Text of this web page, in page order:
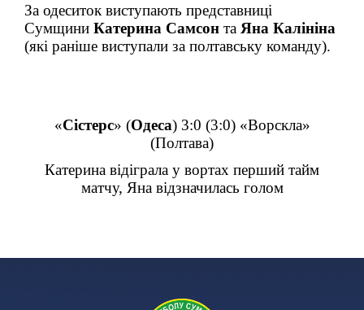
За одеситок виступають представниці
Сумщини Катерина Самсон та Яна Калініна
(які раніше виступали за полтавську команду).
«Сістерс» (Одеса) 3:0 (3:0) «Ворскла»
(Полтава)
Катерина відіграла у вортах перший тайм
матчу, Яна відзначилась голом